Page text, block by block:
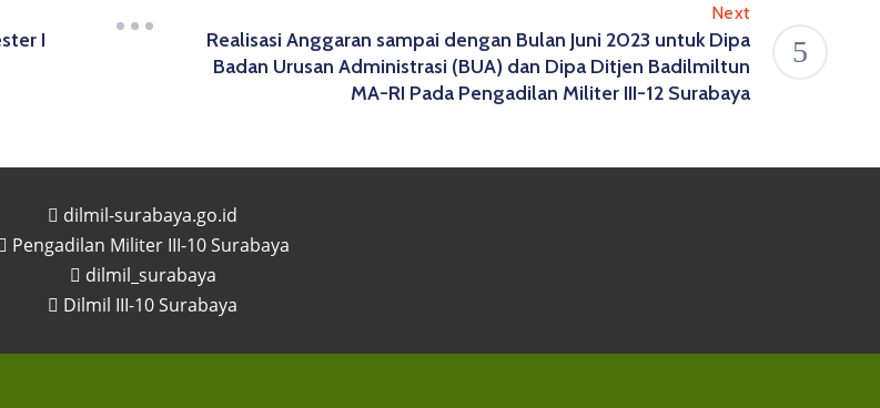
I
Next
Realisasi Anggaran sampai dengan Bulan Juni 2023 untuk Dipa
Badan Urusan Administrasi (BUA) dan Dipa Ditjen Badilmiltun
MA-RI Pada Pengadilan Militer III-12 Surabaya
dilmil-surabaya.go.id
Pengadilan Militer III-10 Surabaya
dilmil_surabaya
Dilmil III-10 Surabaya